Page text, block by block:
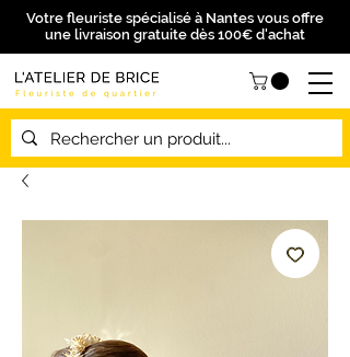
Votre fleuriste spécialisé à Nantes vous offre
une livraison gratuite dès 100€ d'achat